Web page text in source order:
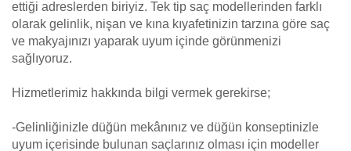
ettiği adreslerden biriyiz. Tek tip saç modellerinden farklı
olarak gelinlik, nişan ve kına kıyafetinizin tarzına göre saç
ve makyajınızı yaparak uyum içinde görünmenizi
sağlıyoruz.
Hizmetlerimiz hakkında bilgi vermek gerekirse;
-Gelinliğinizle düğün mekânınız ve düğün konseptinizle
uyum içerisinde bulunan saçlarınız olması için modeller